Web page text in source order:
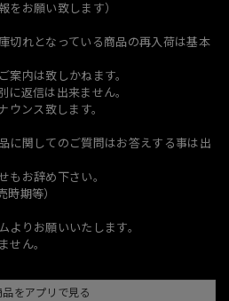
をお願い致します）
切れとなっている商品の再入荷は基本
案内は致しかねます。
に返信は出来ません。
ウンス致します。
に関してのご質問はお答えする事は出
もお辞め下さい。
時期等）
よりお願いいたします。
せん。
品をアプリで見る